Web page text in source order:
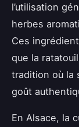
l’utilisation
herbes
Ces
que la
tradition où la
goût
En Alsace, la